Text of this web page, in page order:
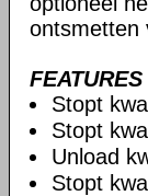
ontsmetten
FEATURES
Stopt
Stopt
Unload
Stopt